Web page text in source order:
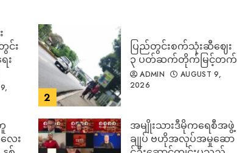
င်း
း
2
ပြည်တွင်းစက်သုံးဆီဈေး
၃ ပတ်ဆက်တိုက်မြင့်တက်
ADMIN
AUGUST 9,
2026
ေး
အမျိုးသားဒီမိုကရေစီအဖွဲ့
ချုပ် ဗဟိုအလုပ်အမှုဆော